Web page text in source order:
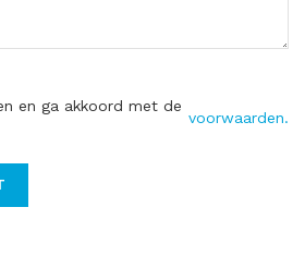
en ga akkoord met de
voorwaarden.